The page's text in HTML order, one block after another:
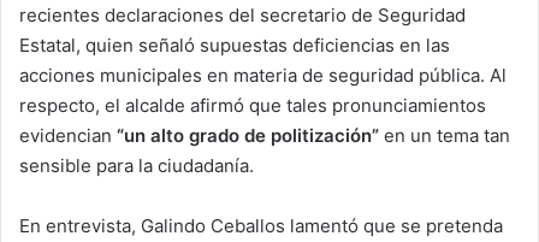
recientes declaraciones del secretario de Seguridad
Estatal, quien señaló supuestas deficiencias en las
acciones municipales en materia de seguridad pública. Al
respecto, el alcalde afirmó que tales pronunciamientos
evidencian “un alto grado de politización” en un tema tan
sensible para la ciudadanía.
En entrevista, Galindo Ceballos lamentó que se pretenda